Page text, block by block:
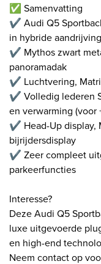
✅ Samenvatting
✔ Audi Q5
in hybride aandrijving
✔ Mythos zwart
panoramadak
✔ Luchtvering,
✔ Volledig lederen
en verwarming (voor
✔ Head-Up display,
bijrijdersdisplay
✔ Zeer compleet
parkeerfuncties
Interesse?
Deze Audi Q5
luxe uitgevoerde
en high-end
Neem contact op